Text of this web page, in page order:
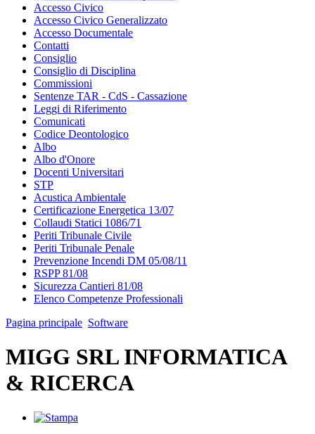
Accesso Civico
Accesso Civico Generalizzato
Accesso Documentale
Contatti
Consiglio
Consiglio di Disciplina
Commissioni
Sentenze TAR - CdS - Cassazione
Leggi di Riferimento
Comunicati
Codice Deontologico
Albo
Albo d'Onore
Docenti Universitari
STP
Acustica Ambientale
Certificazione Energetica 13/07
Collaudi Statici 1086/71
Periti Tribunale Civile
Periti Tribunale Penale
Prevenzione Incendi DM 05/08/11
RSPP 81/08
Sicurezza Cantieri 81/08
Elenco Competenze Professionali
Pagina principale Software
MIGG SRL INFORMATICA
& RICERCA